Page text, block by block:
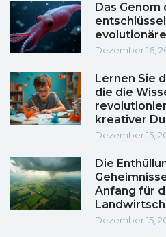
Das
Dezember 16,
Lernen Sie
die die
kreativer
Dezember 15,
Die
Anfang für
Dezember 15,